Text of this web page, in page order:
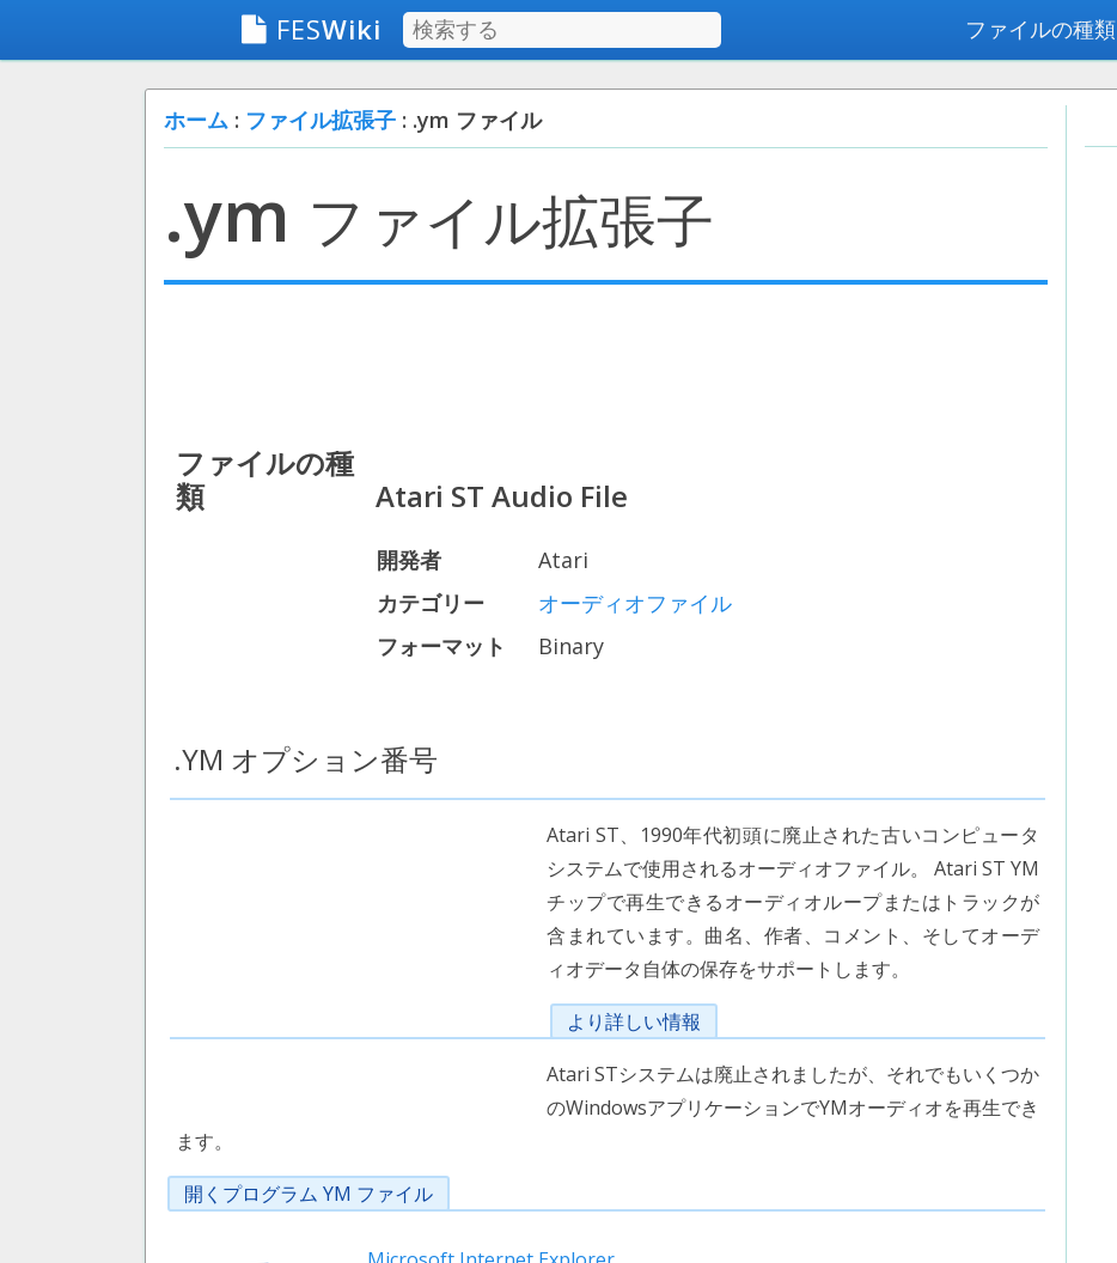
FESWiki ファイルの種類
ホーム : ファイル拡張子 : .ym ファイル
.ym ファイル拡張子
ファイルの種
類
Atari ST Audio File
開発者
Atari
カテゴリー
オーディオファイル
フォーマット
Binary
.YM オプション番号
Atari ST、1990年代初頭に廃止された古いコンピュータ
システムで使用されるオーディオファイル。 Atari ST YM
チップで再生できるオーディオループまたはトラックが
含まれています。曲名、作者、コメント、そしてオーデ
ィオデータ自体の保存をサポートします。
より詳しい情報
Atari STシステムは廃止されましたが、それでもいくつか
のWindowsアプリケーションでYMオーディオを再生でき
ます。
開くプログラム YM ファイル